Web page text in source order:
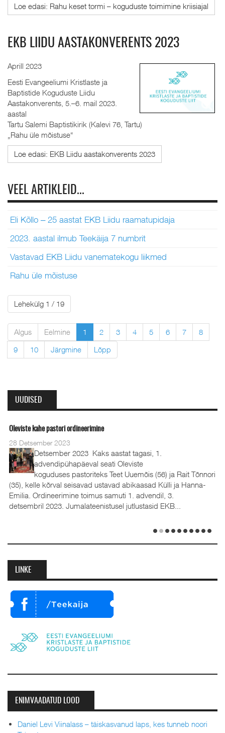
Loe edasi: Rahu keset tormi – koguduste toimimine kriisiajal
EKB LIIDU AASTAKONVERENTS 2023
Aprill 2023
Eesti Evangeeliumi Kristlaste ja
Baptistide Koguduste Liidu
Aastakonverents, 5.–6. mail 2023.
aastal
Tartu Salemi Baptistikirik (Kalevi 76, Tartu)
„Rahu üle mõistuse“
Loe edasi: EKB Liidu aastakonverents 2023
VEEL ARTIKLEID...
Eli Kõllo ‒ 25 aastat EKB Liidu raamatupidaja
2023. aastal ilmub Teekäija 7 numbrit
Vastavad EKB Liidu vanematekogu liikmed
Rahu üle mõistuse
Lehekülg 1 / 19
Algus Eelmine 1 2 3 4 5 6 7
8
9
10 Järgmine Lõpp
UUDISED
Oleviste kahe pastori ordineerimine
28 Detsember 2023
Detsember 2023 Kaks aastat tagasi, 1.
advendipühapäeval seati Oleviste
koguduses pastoriteks Teet Uuemõis (56) ja Rait Tõnnori
(35), kelle kõrval seisavad ustavad abikaasad Külli ja Hanna-
Emilia. Ordineerimine toimus samuti 1. advendil, 3.
detsembril 2023. Jumalateenistusel jutlustasid EKB...
LINKE
ENIMVAADATUD LOOD
Daniel Levi Viinalass – täiskasvanud laps, kes tunneb noori